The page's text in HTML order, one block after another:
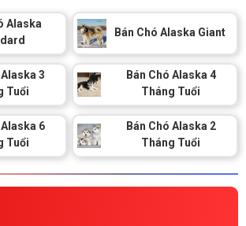
sạn,
Thông tin về mèo
hàng Chính sách vận chuyển
hành
Alaska
Bán Chó Alaska Giant
3
Tuổi
Bán Chó Alaska 4
Tháng Tuổi
Alaska 6
Tuổi
Bán Chó Alaska 2
Tháng Tuổi